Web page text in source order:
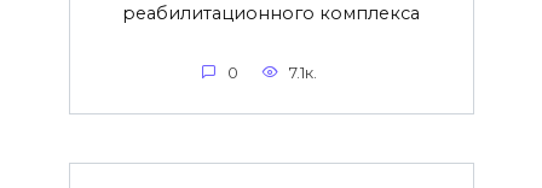
реабилитационного комплекса
0 7.1к.